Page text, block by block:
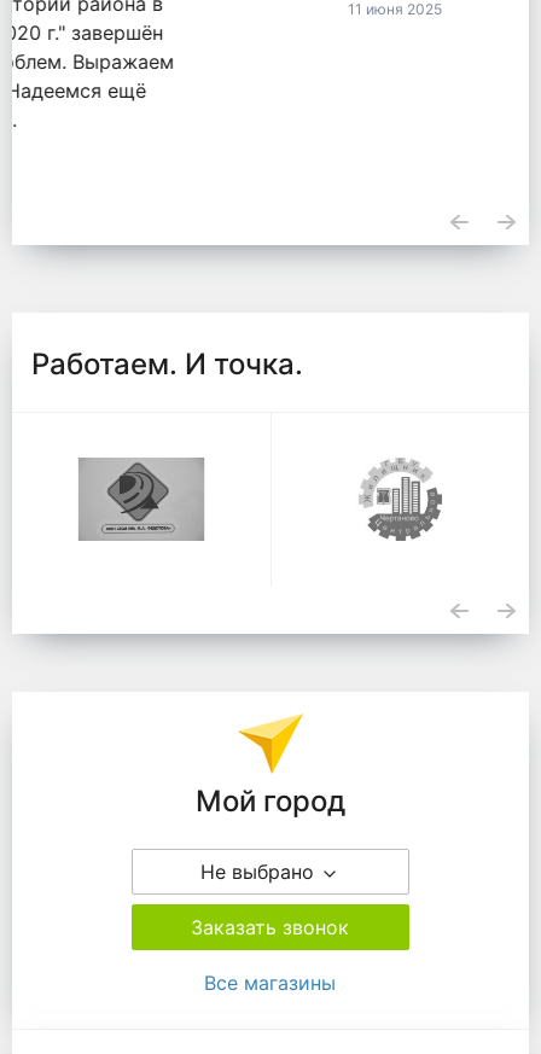
11 июня 2025
Работаем. И точка.
Мой город
Не выбрано
Заказать звонок
Все магазины